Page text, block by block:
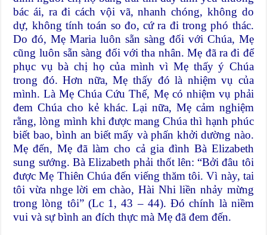
bác ái, ra đi cách vội vã, nhanh chóng, không do
dự, không tính toán so đo, cứ ra đi trong phó thác.
Do đó, Mẹ Maria luôn sẵn sàng đối với Chúa, Mẹ
cũng luôn sẵn sàng đối với tha nhân. Mẹ đã ra đi để
phục vụ bà chị họ của mình vì Mẹ thấy ý Chúa
trong đó. Hơn nữa, Mẹ thấy đó là nhiệm vụ của
mình. Là Mẹ Chúa Cứu Thế, Mẹ có nhiệm vụ phải
đem Chúa cho kẻ khác. Lại nữa, Mẹ cảm nghiệm
rằng, lòng mình khi được mang Chúa thì hạnh phúc
biết bao, bình an biết mấy và phấn khởi dường nào.
Mẹ đến, Mẹ đã làm cho cả gia đình Bà Elizabeth
sung sướng. Bà Elizabeth phải thốt lên: “Bởi đâu tôi
được Mẹ Thiên Chúa đến viếng thăm tôi. Vì này, tai
tôi vừa nhge lời em chào, Hài Nhi liền nhảy mừng
trong lòng tôi” (Lc 1, 43 – 44). Đó chính là niềm
vui và sự bình an đích thực mà Mẹ đã đem đến.